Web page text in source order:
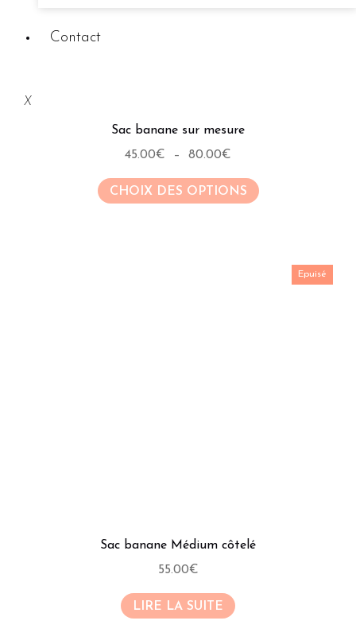
Contact
X
Sac banane sur mesure
45.00€ – 80.00€
prix :
CHOIX DES OPTIONS
Ce
variations.
Epuisé
Sac banane Médium côtelé
55.00€
LIRE LA SUITE